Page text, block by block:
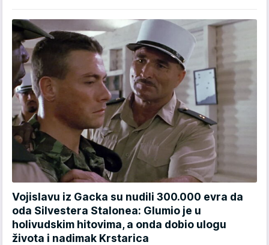
Vojislavu iz Gacka su nudili 300.000 evra da
oda Silvestera Stalonea: Glumio je u
holivudskim hitovima, a onda dobio ulogu
života i nadimak Krstarica